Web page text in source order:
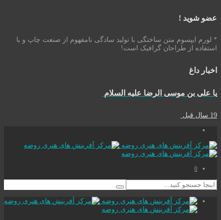
عضو شوید !
* لورم ایپسوم متن ساختگی با تولید سادگی نامفهوم از صنعت چاپ و با
استفاده از طراحان گرافیک است!
اخبار داغ
یا علی بن موسی الرضا علیه السلام
19 سال قبل
0